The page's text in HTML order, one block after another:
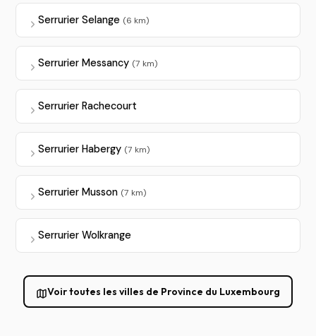
Serrurier Selange (6 km)
Serrurier Messancy (7 km)
Serrurier Rachecourt
Serrurier Habergy (7 km)
Serrurier Musson (7 km)
Serrurier Wolkrange
Voir toutes les villes de Province du Luxembourg